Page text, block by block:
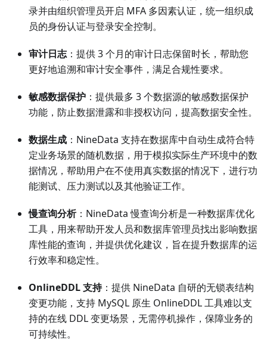
录并由组织管理员开启 MFA 多因素认证，统一组织成
员的身份认证与登录安全控制。
审计日志：提供 3 个月的审计日志保留时长，帮助您
更好地追溯和审计安全事件，满足合规性要求。
敏感数据保护 ：提供最多 3 个数据源的敏感数据保护
功能，防止数据泄露和非授权访问，提高数据安全性。
数据生成 ：NineData 支持在数据库中自动生成符合特
定业务场景的随机数据，用于模拟实际生产环境中的数
据情况，帮助用户在不使用真实数据的情况下，进行功
能测试、压力测试以及其他验证工作。
慢查询分析：NineData 慢查询分析是一种数据库优化
工具，用来帮助开发人员和数据库管理员找出影响数据
库性能的查询，并提供优化建议，旨在提升数据库的运
行效率和稳定性。
OnlineDDL 支持：提供 NineData 自研的无锁表结构
变更功能，支持 MySQL 原生 OnlineDDL 工具难以支
持的在线 DDL 变更场景，无需停机操作，保障业务的
可持续性。